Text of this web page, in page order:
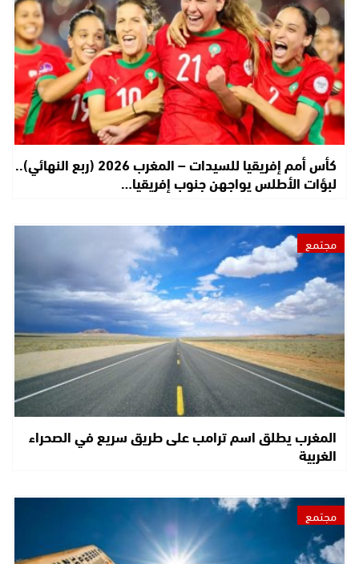
كأس أمم إفريقيا للسيدات – المغرب 2026 (ربع النهائي)..
لبؤات الأطلس يواجهن جنوب إفريقيا…
مجتمع
المغرب يطلق اسم ترامب على طريق سريع في الصحراء
الغربية
مجتمع